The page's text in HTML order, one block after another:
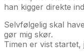
han kigger direkte
Selvfølgelig skal
gør mig skør.
Timen er vist